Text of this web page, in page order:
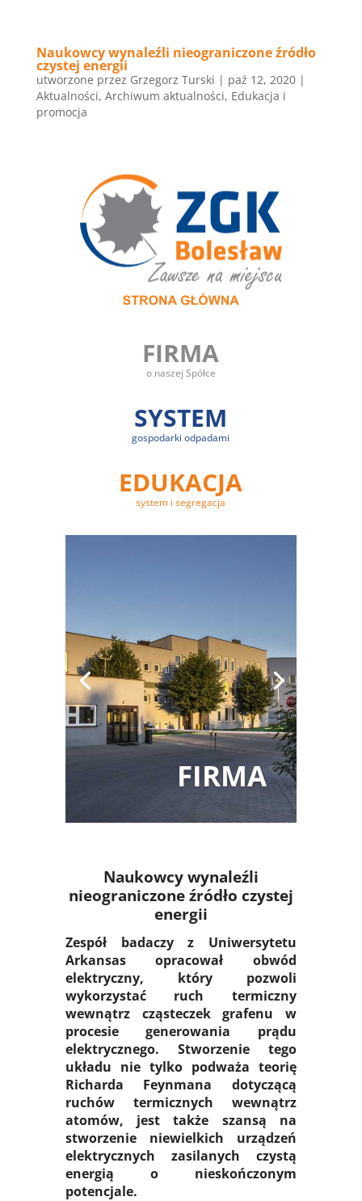
Naukowcy wynaleźli nieograniczone źródło
czystej energii
utworzone przez Grzegorz Turski | paź 12, 2020|
Aktualności, Archiwum aktualności, Edukacja i
promocja
FIRMA
o naszej Spółce
SYSTEM
gospodarki odpadami
EDUKACJA
system i segregacja
FIRMA
Naukowcy wynaleźli
nieograniczone źródło czystej
energii
Zespół badaczy z Uniwersytetu
Arkansas opracował obwód
elektryczny, który pozwoli
wykorzystać ruch termiczny
wewnątrz cząsteczek grafenu w
procesie generowania prądu
elektrycznego. Stworzenie tego
układu nie tylko podważa teorię
Richarda Feynmana dotyczącą
ruchów termicznych wewnątrz
atomów, jest także szansą na
stworzenie niewielkich urządzeń
elektrycznych zasilanych czystą
energią o nieskończonym
potencjale.